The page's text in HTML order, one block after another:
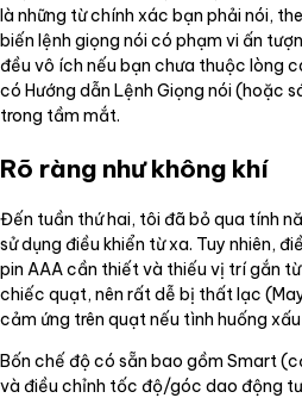
là những từ chính xác bạn phải nói,
biến lệnh giọng nói có phạm vi ấn
đều vô ích nếu bạn chưa thuộc lòng
có Hướng dẫn Lệnh Giọng nói (hoặc
trong tầm mắt.
Rõ ràng như không khí
Đến tuần thứ hai, tôi đã bỏ qua tính
sử dụng điều khiển từ xa. Tuy nhiên,
pin AAA cần thiết và thiếu vị trí gắn
chiếc quạt, nên rất dễ bị thất lạc
cảm ứng trên quạt nếu tình huống
Bốn chế độ có sẵn bao gồm Smart
và điều chỉnh tốc độ/góc dao động